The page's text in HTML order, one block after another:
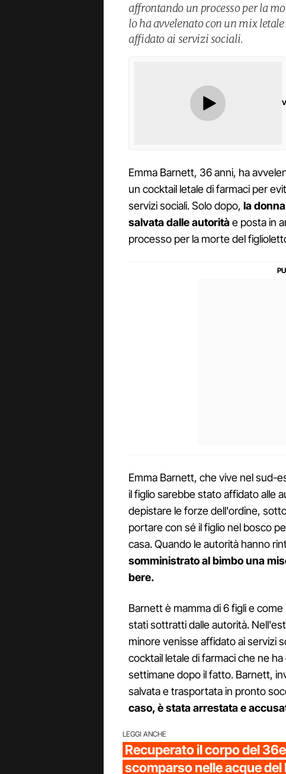
affrontando un processo per la
lo ha avvelenato con un mix
affidato ai servizi sociali.
Emma Barnett, 36 anni, ha
un cocktail letale di farmaci per
servizi sociali. Solo dopo, la
salvata dalle autoritàe posta in
processo per la morte del
Emma Barnett, che vive nel sud-
il figlio sarebbe stato affidato alle
depistare le forze dell'ordine,
portare con sé il figlio nel bosco
casa. Quando le autorità hanno
somministrato al bimbo una
bere.
Barnett è mamma di 6 figli e
stati sottratti dalle autorità.
minore venisse affidato ai servizi
cocktail letale di farmaci che ne
settimane dopo il fatto. Barnett,
salvata e trasportata in pronto
caso, è stata arrestata e
LEGGI ANCHE
Recuperato il corpo del
scomparso nelle acque del